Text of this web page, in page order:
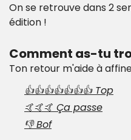
On se retrouve dans 2
édition !
Comment as-tu
Ton retour m'aide à
👍👍👍👍👍👍👍 Top
🤙🤙🤙 Ça passe
👎 Bof